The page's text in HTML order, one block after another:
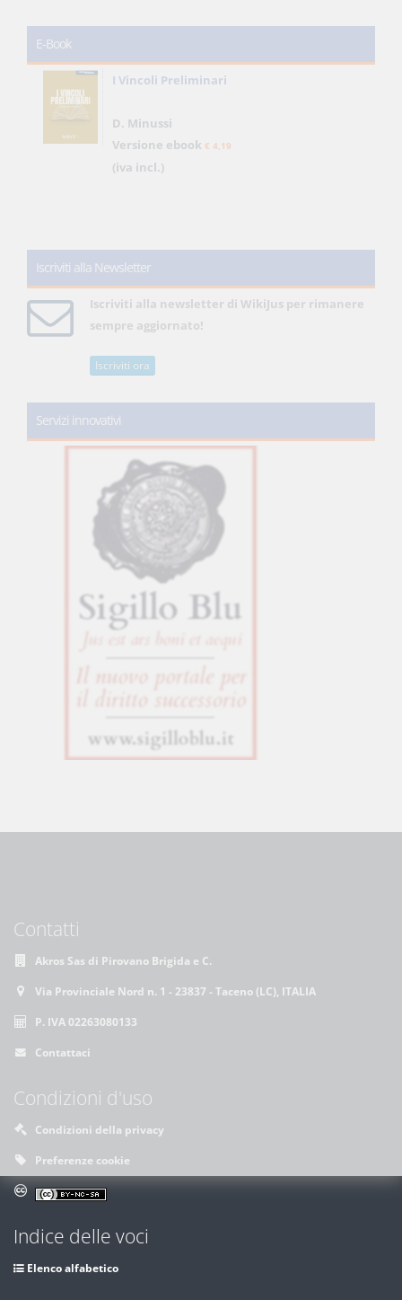
E-Book
I Vincoli Preliminari
D. Minussi
Versione ebook € 4,19
(iva incl.)
Iscriviti alla Newsletter
Iscriviti alla newsletter di WikiJus per rimanere
sempre aggiornato!
Iscriviti ora
Servizi innovativi
Contatti
Akros Sas di Pirovano Brigida e C.
Via Provinciale Nord n. 1 - 23837 - Taceno (LC), ITALIA
P. IVA 02263080133
Contattaci
Condizioni d'uso
Condizioni della privacy
Preferenze cookie
Indice delle voci
Elenco alfabetico